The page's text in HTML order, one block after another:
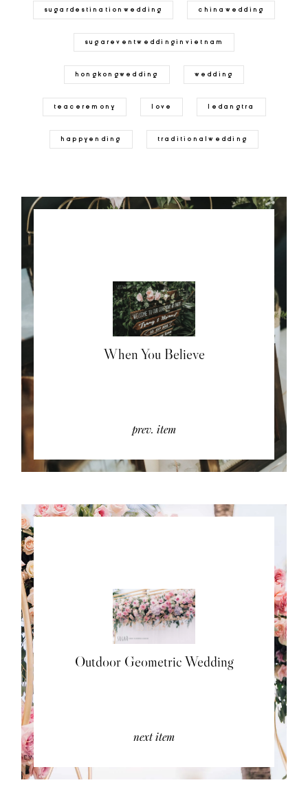
sugardestinationwedding chinawedding
sugareventweddinginvietnam
hongkongwedding wedding
teaceremony love ledangtra
happyending traditionalwedding
When You Believe
prev. item
next item
Outdoor Geometric Wedding